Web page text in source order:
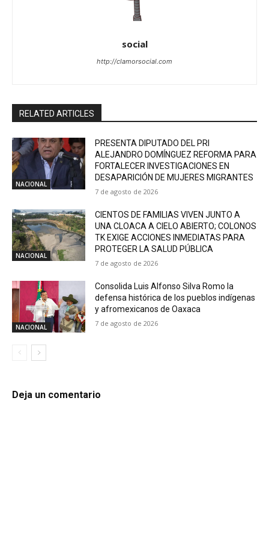
social
http://clamorsocial.com
RELATED ARTICLES
NACIONAL
PRESENTA DIPUTADO DEL PRI
ALEJANDRO DOMÍNGUEZ REFORMA PARA
FORTALECER INVESTIGACIONES EN
DESAPARICIÓN DE MUJERES MIGRANTES
7 de agosto de 2026
NACIONAL
CIENTOS DE FAMILIAS VIVEN JUNTO A
UNA CLOACA A CIELO ABIERTO; COLONOS
TK EXIGE ACCIONES INMEDIATAS PARA
PROTEGER LA SALUD PÚBLICA
7 de agosto de 2026
NACIONAL
Consolida Luis Alfonso Silva Romo la
defensa histórica de los pueblos indígenas
y afromexicanos de Oaxaca
7 de agosto de 2026
Deja un comentario